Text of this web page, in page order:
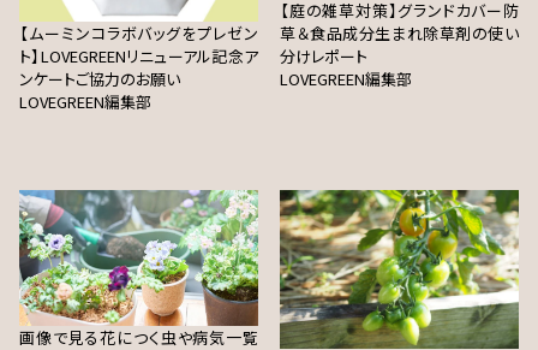
【ムーミンコラボバッグをプレゼン
ト】LOVEGREENリニューアル記念ア
ンケートご協力のお願い
LOVEGREEN編集部
【庭の雑草対策】グランドカバー防
草＆食品成分生まれ除草剤の使い
分けレポート
LOVEGREEN編集部
画像で見る花につく虫や病気一覧